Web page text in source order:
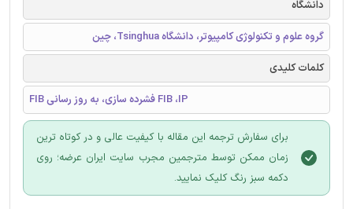
دانشگاه
گروه علوم و تکنولوژی کامپیوتر، دانشگاه Tsinghua، چین
کلمات کلیدی
FIB فشرده سازی، به روز رسانی FIB ،IP
برای سفارش ترجمه این مقاله با کیفیت عالی و در کوتاه ترین
زمان ممکن توسط مترجمین مجرب سایت ایران عرضه؛ روی
دکمه سبز رنگ کلیک نمایید.